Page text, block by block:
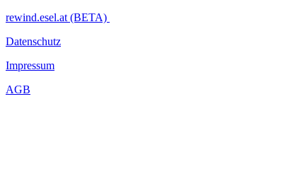
rewind.esel.at (BETA)
Datenschutz
Impressum
AGB